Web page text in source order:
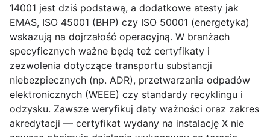
14001 jest dziś podstawą, a dodatkowe atesty jak
EMAS, ISO 45001 (BHP) czy ISO 50001 (energetyka)
wskazują na dojrzałość operacyjną. W branżach
specyficznych ważne będą też certyfikaty i
zezwolenia dotyczące transportu substancji
niebezpiecznych (np. ADR), przetwarzania odpadów
elektronicznych (WEEE) czy standardy recyklingu i
odzysku. Zawsze weryfikuj daty ważności oraz zakres
akredytacji — certyfikat wydany na instalację X nie